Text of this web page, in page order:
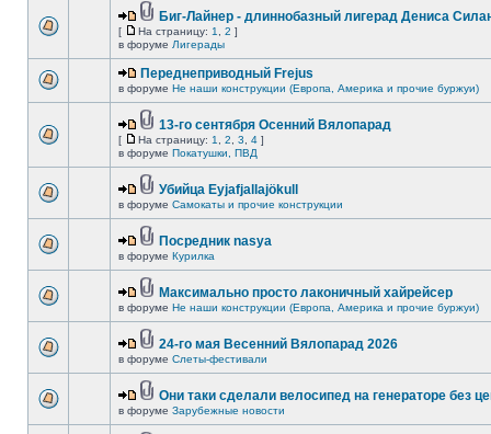
Биг-Лайнер - длиннобазный лигерад Дениса
[ На страницу: 1 2 ]
в форуме Лигерады
Переднеприводный Frejus
в форуме Не наши конструкции (Европа, Америка и прочие буржуи)
13-го сентября Осенний Вялопарад
[ На страницу: 1 2 3 4 ]
в форуме Покатушки, ПВД
Убийца Eyjafjallajökull
в форуме Самокаты и прочие конструкции
Посредник nasya
в форуме Курилка
Максимально просто лаконичный хайрейсер
в форуме Не наши конструкции (Европа, Америка и прочие буржуи)
24-го мая Весенний Вялопарад 2026
в форуме Слеты-фестивали
Они таки сделали велосипед на генераторе без
в форуме Зарубежные новости